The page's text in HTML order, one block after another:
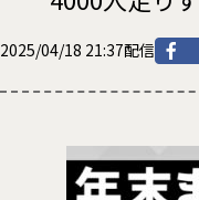
2025/04/18 21:37配信